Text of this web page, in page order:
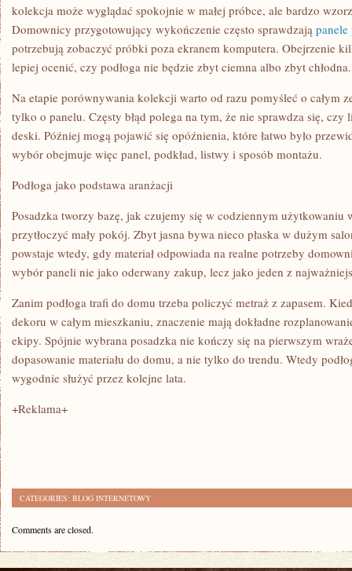
kolekcja może wyglądać spokojnie w małej próbce, ale bardzo
Domownicy przygotowujący wykończenie często sprawdzają panele
potrzebują zobaczyć próbki poza ekranem komputera. Obejrzenie
lepiej ocenić, czy podłoga nie będzie zbyt ciemna albo zbyt chłodna.
Na etapie porównywania kolekcji warto od razu pomyśleć o całym
tylko o panelu. Częsty błąd polega na tym, że nie sprawdza się,
deski. Później mogą pojawić się opóźnienia, które łatwo było
wybór obejmuje więc panel, podkład, listwy i sposób montażu.
Podłoga jako podstawa aranżacji
Posadzka tworzy bazę, jak czujemy się w codziennym użytkowaniu
przytłoczyć mały pokój. Zbyt jasna bywa nieco płaska w dużym
powstaje wtedy, gdy materiał odpowiada na realne potrzeby
wybór paneli nie jako oderwany zakup, lecz jako jeden z
Zanim podłoga trafi do domu trzeba policzyć metraż z zapasem.
dekoru w całym mieszkaniu, znaczenie mają dokładne
ekipy. Spójnie wybrana posadzka nie kończy się na pierwszym
dopasowanie materiału do domu, a nie tylko do trendu. Wtedy
wygodnie służyć przez kolejne lata.
+Reklama+
CATEGORIES: BLOG INTERNETOWY
Comments are closed.